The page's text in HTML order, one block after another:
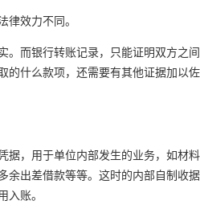
效力不同。
而银行转账记录，只能证明双方之间
的什么款项，还需要有其他证据加以佐
，用于单位内部发生的业务，如材料
余出差借款等等。这时的内部自制收据
账。